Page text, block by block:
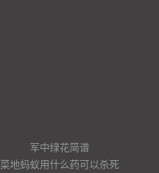
军中绿花简谱
菜地蚂蚁用什么药可以杀死